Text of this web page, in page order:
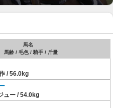
馬名
馬齢 / 毛色 / 騎手 / 斤量
/ 56.0kg
ュー / 54.0kg